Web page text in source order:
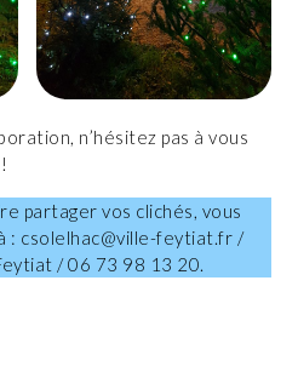
n’hésitez pas à vous
partager vos clichés, vous
: csolelhac@ville-feytiat.fr /
/ 06 73 98 13 20.